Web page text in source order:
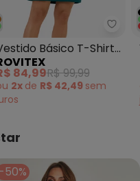
- Vestido Curto
Básico T-Shirt
Verde
84,99R$ 99,99
2x de R$ 42,49 sem
-50%